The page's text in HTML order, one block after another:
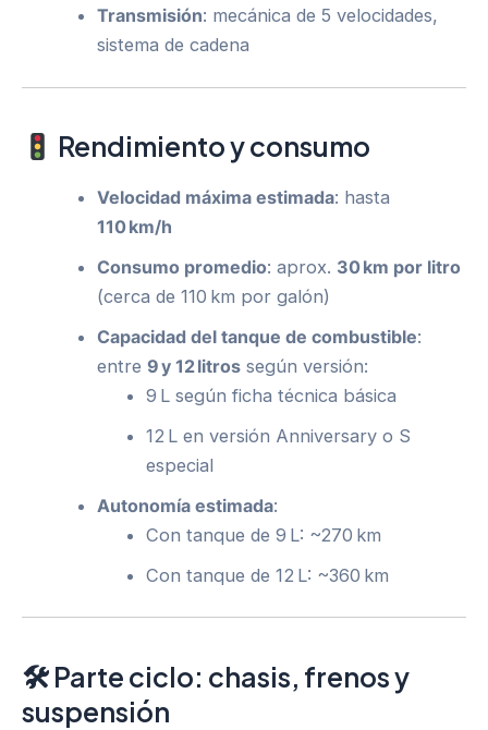
Transmisión: mecánica de 5 velocidades,
sistema de cadena
Rendimiento y consumo
Velocidad máxima estimada: hasta
110 km/h
Consumo promedio: aprox. 30 km por litro
(cerca de 110 km por galón)
Capacidad del tanque de combustible:
entre9 y 12 litros según versión:
9 L según ficha técnica básica
12 L en versión Anniversary o S
especial
Autonomía estimada:
Con tanque de 9 L: ~270 km
Con tanque de 12 L: ~360 km
🛠 Parte ciclo: chasis, frenos y
suspensión